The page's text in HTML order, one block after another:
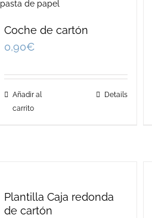
Coche de cartón
0,90€
Añadir al
carrito
Details
Plantilla Caja redonda
de cartón